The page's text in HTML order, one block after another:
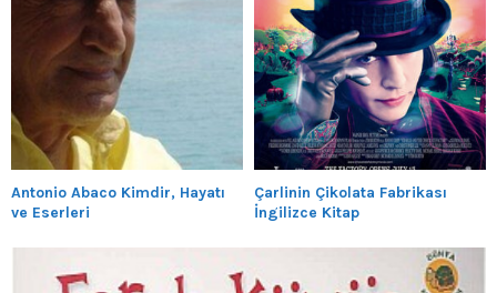
Antonio Abaco Kimdir, Hayatı
ve Eserleri
Çarlinin Çikolata Fabrikası
İngilizce Kitap